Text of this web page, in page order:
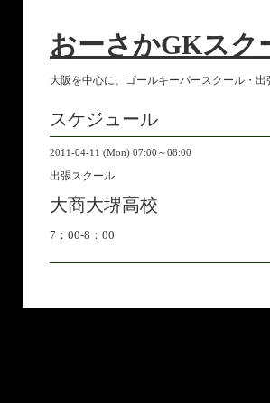
おーさかGKスク
大阪を中心に、ゴールキーパースクール・出
スケジュール
2011-04-11 (Mon) 07:00～08:00
出張スクール
大商大堺高校
7：00-8：00